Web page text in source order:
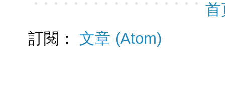
首
訂閱： 文章 (Atom)